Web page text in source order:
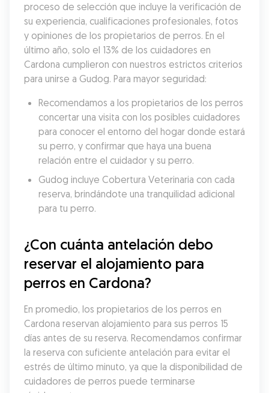
proceso de selección que incluye la verificación de
su experiencia, cualificaciones profesionales, fotos
y opiniones de los propietarios de perros. En el
último año, solo el 13% de los cuidadores en
Cardona cumplieron con nuestros estrictos criterios
para unirse a Gudog. Para mayor seguridad:
Recomendamos a los propietarios de los perros
concertar una visita con los posibles cuidadores
para conocer el entorno del hogar donde estará
su perro, y confirmar que haya una buena
relación entre el cuidador y su perro.
Gudog incluye Cobertura Veterinaria con cada
reserva, brindándote una tranquilidad adicional
para tu perro.
¿Con cuánta antelación debo
reservar el alojamiento para
perros en Cardona?
En promedio, los propietarios de los perros en
Cardona reservan alojamiento para sus perros 15
días antes de su reserva. Recomendamos confirmar
la reserva con suficiente antelación para evitar el
estrés de último minuto, ya que la disponibilidad de
cuidadores de perros puede terminarse